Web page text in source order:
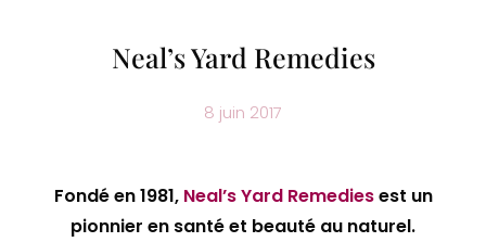
Neal’s Yard Remedies
8 juin 2017
Fondé en 1981, Neal’s Yard Remediesest un
pionnier en santé et beauté au naturel.